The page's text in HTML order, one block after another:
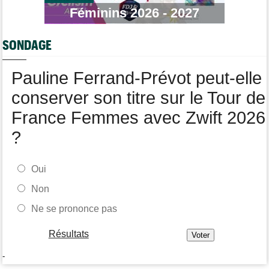
Tour de Pologne
Jan Christen : "J'ai dû me retenir pour ne pas attaquer trop tôt"
Kasia Niewiadoma fait coup double sur la 7e étape
Joao Almeida a abandonné après une nouvelle chute
Féminins 2026 - 2027
SONDAGE
Pauline Ferrand-Prévot peut-elle
conserver son titre sur le Tour de
France Femmes avec Zwift 2026
?
Oui
Non
Ne se prononce pas
Résultats
-